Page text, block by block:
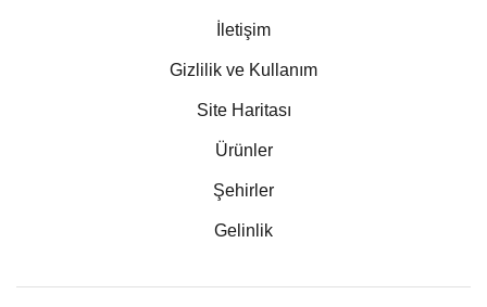
İletişim
Gizlilik ve Kullanım
Site Haritası
Ürünler
Şehirler
Gelinlik